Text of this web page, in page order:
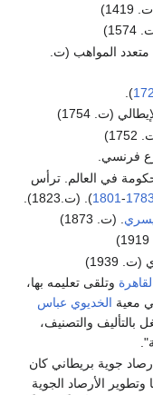
متعدد المواهب (ت.
).
(ت. 1754)
فرنسي.
في العالم. ترأس
1783
-
1801). (ت.1823).
. (ت. 1873)
1939)
وتلقى تعليمه بها،
معية الخديوي عباس
بالتأليف والتصنيف،
جوية بريطاني كان
وتطوير الأرصاد الجوية